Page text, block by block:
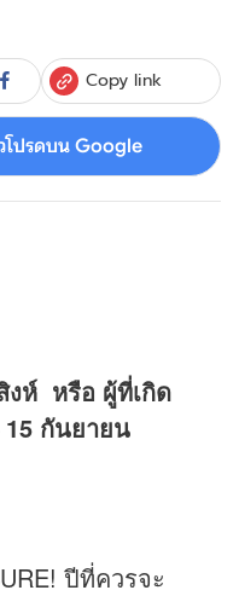
Copy link
โปรดบน Google
งห์ หรือ ผู้ที่เกิด
กันยายน
ปีที่ควรจะ